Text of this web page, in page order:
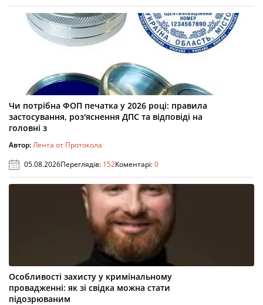
Чи потрібна ФОП печатка у 2026 році: правила
застосування, роз'яснення ДПС та відповіді на
головні з
Автор:Лента от Протокола
05.08.2026Переглядів: 152Коментарі:0
Особливості захисту у кримінальному
провадженні: як зі свідка можна стати
підозрюваним